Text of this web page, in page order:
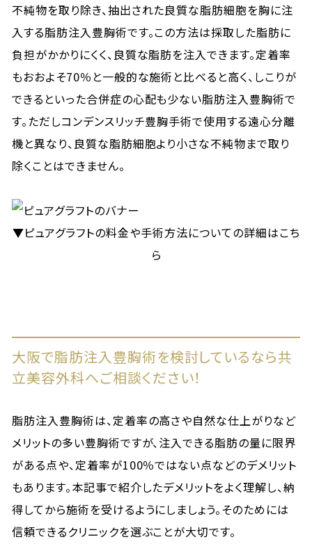
不純物を取り除き、抽出された良質な脂肪細胞を胸に注
入する脂肪注入豊胸術です。この方法は採取した脂肪に
負担がかかりにくく、良質な脂肪を注入できます。定着率
もおおよそ70％と一般的な施術と比べると高く、しこりが
できるといった合併症の心配も少ない脂肪注入豊胸術で
す。ただしコンデンスリッチ豊胸手術で使用する遠心分離
機と異なり、良質な脂肪細胞より小さな不純物まで取り
除くことはできません。
▼ピュアグラフトの料金や手術方法についての詳細はこち
ら
大阪で脂肪注入豊胸術を検討しているなら共
立美容外科へご相談ください！
脂肪注入豊胸術は、定着率の高さや自然な仕上がりなど
メリットの多い豊胸術ですが、注入できる脂肪の量に限界
がある点や、定着率が100％ではない点などのデメリット
もあります。本記事で紹介したデメリットをよく理解し、納
得してから施術を受けるようにしましょう。そのためには
信頼できるクリニックを選ぶことが大切です。